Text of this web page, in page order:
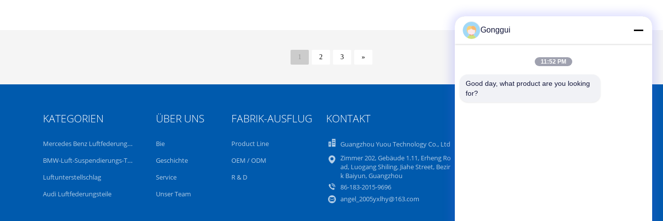
1 2 3 »
KATEGORIEN
Mercedes Benz Luftfederungsteile
BMW-Luft-Suspendierungs-Teile
Luftunterstellschlag
Audi Luftfederungsteile
ÜBER UNS
Bie
Geschichte
Service
Unser Team
FABRIK-AUSFLUG
Product Line
OEM / ODM
R & D
KONTAKT
Guangzhou Yuou Technology Co., Ltd
Zimmer 202, Gebäude 1.11, Erheng Ro
ad, Luogang Shiling, Jiahe Street, Bezir
k Baiyun, Guangzhou
86-183-2015-9696
angel_2005yxlhy@163.com
Gonggui
11:52 PM
Good day, what product are you looking
for?